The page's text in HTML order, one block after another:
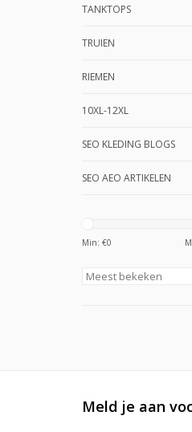
TANKTOPS
TRUIEN
RIEMEN
10XL-12XL
SEO KLEDING BLOGS
SEO AEO ARTIKELEN
Min: €0
Meld je aan